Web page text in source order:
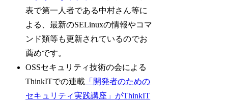
表で第一人者である中村さん等に
よる、最新のSELinuxの情報やコマ
ンド類等も更新されているのでお
薦めです。
OSSセキュリティ技術の会による
ThinkITでの連載 「開発者のための
セキュリティ実践講座」がThinkIT